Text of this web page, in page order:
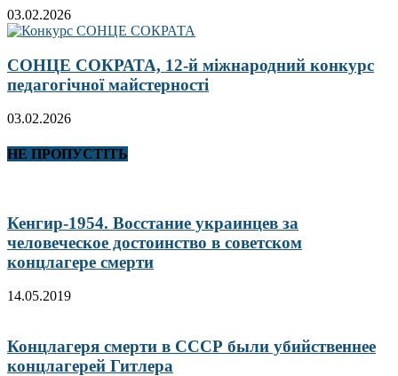
03.02.2026
СОНЦЕ СОКРАТА, 12-й міжнародний конкурс
педагогічної майстерності
03.02.2026
НЕ ПРОПУСТІТЬ
Кенгир-1954. Восстание украинцев за
человеческое достоинство в советском
концлагере смерти
14.05.2019
Концлагеря смерти в СССР были убийственнее
концлагерей Гитлера